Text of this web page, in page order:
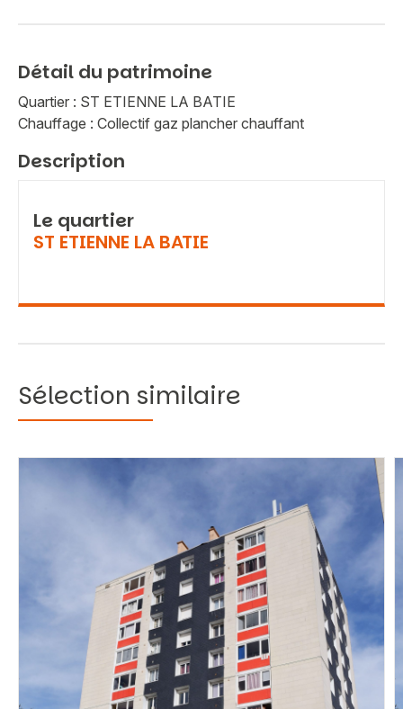
Détail du patrimoine
Quartier : ST ETIENNE LA BATIE
Chauffage : Collectif gaz plancher chauffant
Description
Le quartier
ST ETIENNE LA BATIE
Sélection similaire